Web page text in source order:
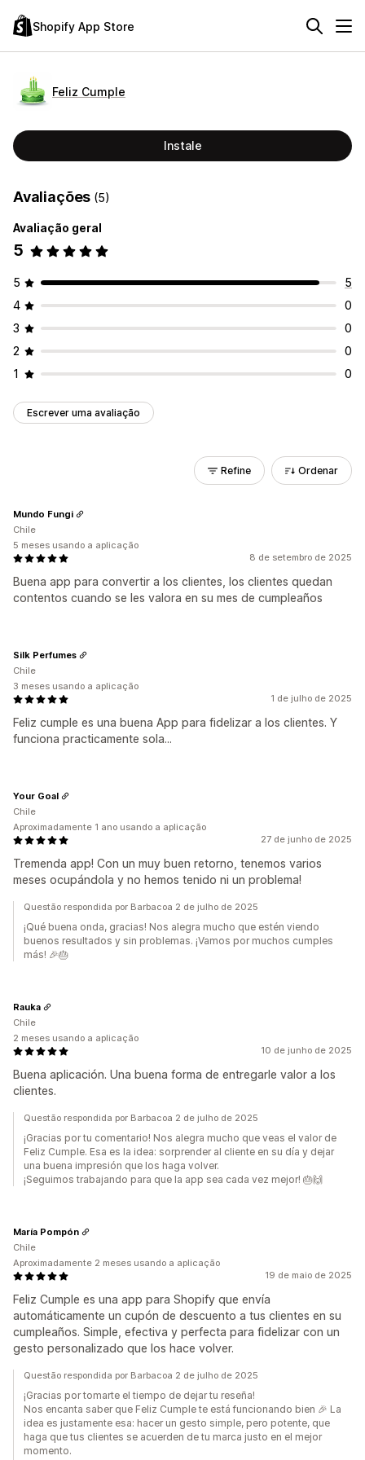
Shopify App Store
Feliz Cumple
Instale
Avaliações (5)
Avaliação geral
5
5
5
4
0
3
0
2
0
1
0
Escrever uma avaliação
Refine Ordenar
8 de setembro de 2025
Buena app para convertir a los clientes, los clientes quedan
contentos cuando se les valora en su mes de cumpleaños
Mundo Fungi
Chile
5 meses usando a aplicação
1 de julho de 2025
Feliz cumple es una buena App para fidelizar a los clientes. Y
funciona practicamente sola...
Silk Perfumes
Chile
3 meses usando a aplicação
27 de junho de 2025
Tremenda app! Con un muy buen retorno, tenemos varios
meses ocupándola y no hemos tenido ni un problema!
Your Goal
Chile
Aproximadamente 1 ano usando a aplicação
Questão respondida por Barbacoa 2 de julho de 2025
¡Qué buena onda, gracias! Nos alegra mucho que estén viendo
buenos resultados y sin problemas. ¡Vamos por muchos cumples
más! 🎉🎂
10 de junho de 2025
Buena aplicación. Una buena forma de entregarle valor a los
clientes.
Rauka
Chile
2 meses usando a aplicação
Questão respondida por Barbacoa 2 de julho de 2025
¡Gracias por tu comentario! Nos alegra mucho que veas el valor de
Feliz Cumple. Esa es la idea: sorprender al cliente en su día y dejar
una buena impresión que los haga volver.
¡Seguimos trabajando para que la app sea cada vez mejor! 🎂🙌
19 de maio de 2025
Feliz Cumple es una app para Shopify que envía
automáticamente un cupón de descuento a tus clientes en su
cumpleaños. Simple, efectiva y perfecta para fidelizar con un
gesto personalizado que los hace volver.
María Pompón
Chile
Aproximadamente 2 meses usando a aplicação
Questão respondida por Barbacoa 2 de julho de 2025
¡Gracias por tomarte el tiempo de dejar tu reseña!
Nos encanta saber que Feliz Cumple te está funcionando bien 🎉 La
idea es justamente esa: hacer un gesto simple, pero potente, que
haga que tus clientes se acuerden de tu marca justo en el mejor
momento.